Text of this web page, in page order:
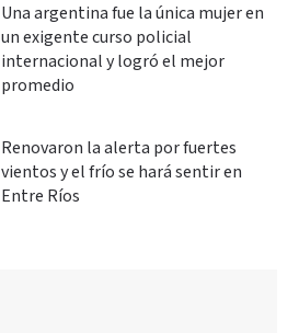
Una argentina fue la única mujer en
un exigente curso policial
internacional y logró el mejor
promedio
Renovaron la alerta por fuertes
vientos y el frío se hará sentir en
Entre Ríos